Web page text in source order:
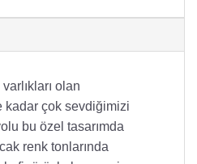
olan
kadar çok sevdiğimizi
bu özel tasarımda
renk tonlarında